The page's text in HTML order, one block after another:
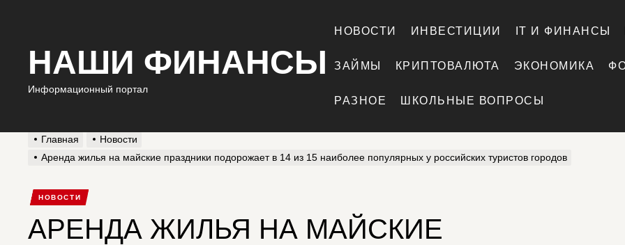
НАШИ ФИНАНСЫ
Информационный портал
НОВОСТИ ИНВЕСТИЦИИ IT И ФИНАНСЫ
ЗАЙМЫ КРИПТОВАЛЮТА ЭКОНОМИКА
РАЗНОЕ ШКОЛЬНЫЕ ВОПРОСЫ
Главная
Новости
Аренда жилья на майские праздники подорожает в 14 из 15 наиболее популярных у российских туристов городов
НОВОСТИ
АРЕНДА ЖИЛЬЯ НА МАЙСКИЕ